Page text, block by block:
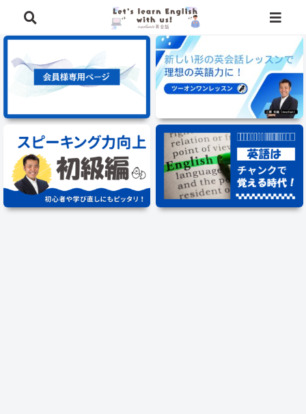
⭐️英語学習に役立つ、豪華特典を無料でプレゼント中⭐️